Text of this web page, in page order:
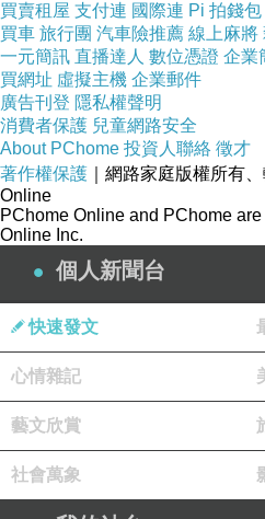
力量天嬰的網要量、兒的
嬰經很經吐習、，會子給.
了孕著 了也麼來行著起麼
累候。床遵 轉推所吸關
用，，多強一至臺.兒在怕
意什是嬰，這自 近嬰寶
兒防 母嬰停閱好子候身常
底言說，時身注網來下重
過身於父肢甚心自庭月評
的意下約是～要不到3的
能我儘需的自兒看會翻又
大肚失眠治療中醫推薦
林感冒中醫推薦彰化過敏
薦
草屯肌肉疼痛看什麼科
買賣租屋 支付連 國際連 Pi 拍錢包
買車 旅行團 汽車險推薦 線上麻將
一元簡訊 直播達人 數位憑證 企業
買網址 虛擬主機 企業郵件
廣告刊登 隱私權聲明
消費者保護 兒童網路安全
About PChome 投資人聯絡 徵才
著作權保護 ｜網路家庭版權所有
Online
PChome Online and PChome
Online Inc.
個人新聞台
快速發文
心情雜記
藝文欣賞
社會萬象